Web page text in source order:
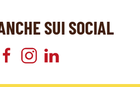
SUI SOCIAL